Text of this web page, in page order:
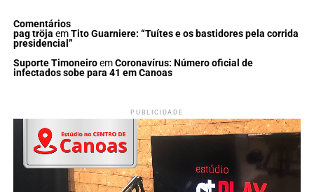
Comentários
pag tröja emTito Guarniere: “Tuítes e os bastidores pela corrida
presidencial”
Suporte TimoneiroemCoronavírus: Número oficial de
infectados sobe para 41 em Canoas
PUBLICIDADE